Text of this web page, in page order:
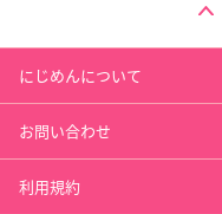
にじめんについて
お問い合わせ
利用規約